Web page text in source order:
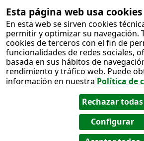
Esta página web usa cookies
En esta web se sirven cookies
permitir y optimizar su navegación.
cookies de terceros con el fin de
funcionalidades de redes sociales,
basada en sus hábitos de
rendimiento y tráfico web. Puede
información en nuestra Política de